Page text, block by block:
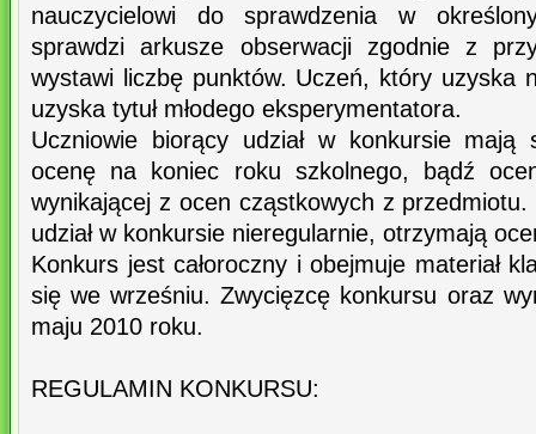
nauczycielowi do sprawdzenia w
sprawdzi arkusze obserwacji zgodnie z
wystawi liczbę punktów. Uczeń, który uzyska
uzyska tytuł młodego eksperymentatora.
Uczniowie biorący udział w konkursie mają
ocenę na koniec roku szkolnego, bądź
wynikającej z ocen cząstkowych z
udział w konkursie nieregularnie, otrzymają
Konkurs jest całoroczny i obejmuje materiał
się we wrześniu. Zwycięzcę konkursu oraz
maju 2010 roku.
REGULAMIN KONKURSU: